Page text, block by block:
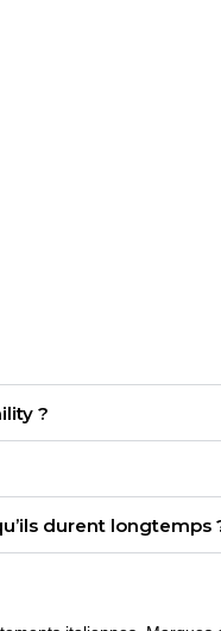
?
durent longtemps